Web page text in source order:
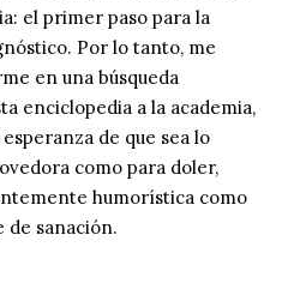
el primer paso para la
Por lo tanto, me
en una búsqueda
enciclopedia a la academia,
de que sea lo
como para doler,
humorística como
de sanación.